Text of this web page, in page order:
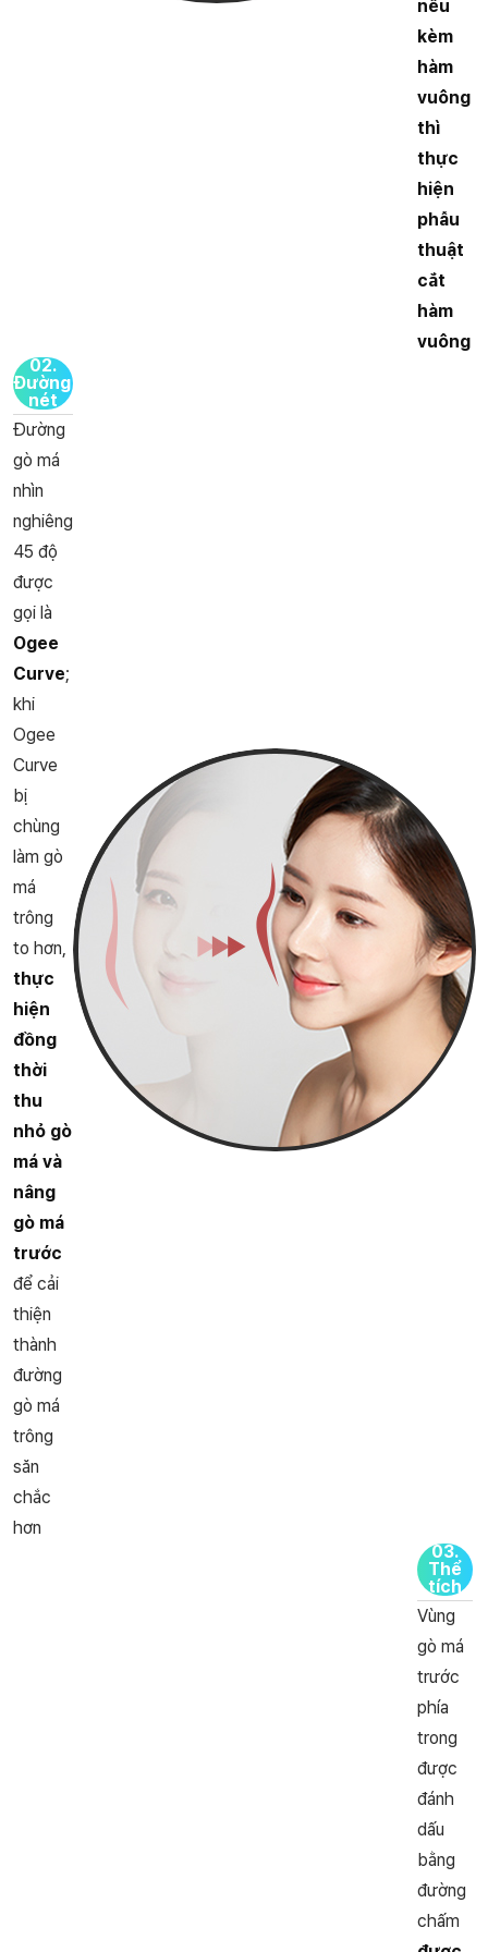
nếu
kèm
hàm
vuông
thì
thực
hiện
phẫu
thuật
cắt
hàm
vuông
02.
Đường
nét
Đường
gò má
nhìn
nghiêng
45 độ
được
gọi là
Ogee
Curve;
khi
Ogee
Curve
bị
chùng
làm gò
má
trông
to hơn,
thực
hiện
đồng
thời
thu
nhỏ gò
má và
nâng
gò má
trước
để cải
thiện
thành
đường
gò má
trông
săn
chắc
hơn
03.
Thể
tích
Vùng
gò má
trước
phía
trong
được
đánh
dấu
bằng
đường
chấm